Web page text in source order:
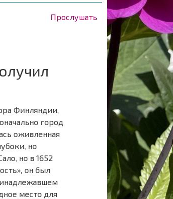
Прослушать
Финляндии,
город
оживленная
но
но в 1652
он был
место для